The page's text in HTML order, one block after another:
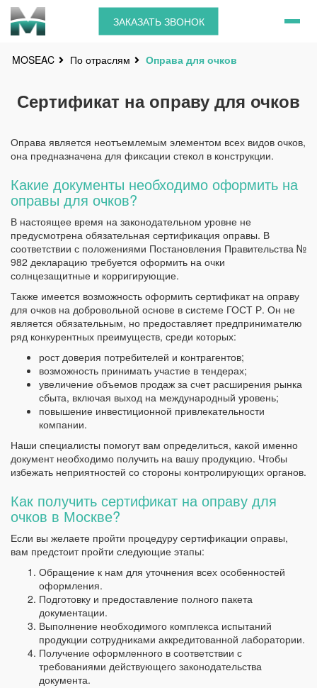
ЗАКАЗАТЬ ЗВОНОК
MOSEAC По отраслям Оправа для очков
Сертификат на оправу для очков
Оправа является неотъемлемым элементом всех видов очков,
она предназначена для фиксации стекол в конструкции.
Какие документы необходимо оформить на
оправы для очков?
В настоящее время на законодательном уровне не
предусмотрена обязательная сертификация оправы. В
соответствии с положениями Постановления Правительства №
982 декларацию требуется оформить на очки
солнцезащитные и корригирующие.
Также имеется возможность оформить сертификат на оправу
для очков на добровольной основе в системе ГОСТ Р. Он не
является обязательным, но предоставляет предпринимателю
ряд конкурентных преимуществ, среди которых:
рост доверия потребителей и контрагентов;
возможность принимать участие в тендерах;
увеличение объемов продаж за счет расширения рынка
сбыта, включая выход на международный уровень;
повышение инвестиционной привлекательности
компании.
Наши специалисты помогут вам определиться, какой именно
документ необходимо получить на вашу продукцию. Чтобы
избежать неприятностей со стороны контролирующих органов.
Как получить сертификат на оправу для
очков в Москве?
Если вы желаете пройти процедуру сертификации оправы,
вам предстоит пройти следующие этапы:
Обращение к нам для уточнения всех особенностей
оформления.
Подготовку и предоставление полного пакета
документации.
Выполнение необходимого комплекса испытаний
продукции сотрудниками аккредитованной лаборатории.
Получение оформленного в соответствии с
требованиями действующего законодательства
документа.